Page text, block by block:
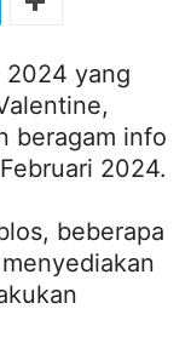
2024 yang
beragam info
2024.
beberapa